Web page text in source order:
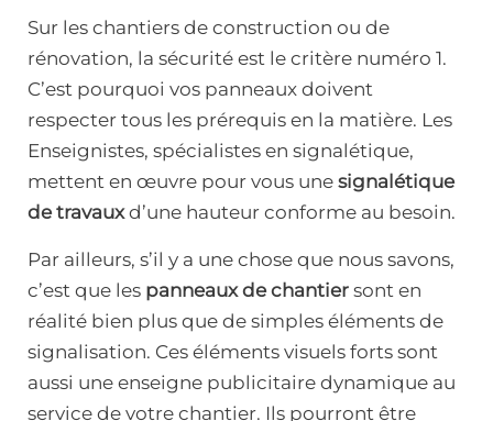
Sur les chantiers de construction ou de
rénovation, la sécurité est le critère numéro 1.
C’est pourquoi vos panneaux doivent
respecter tous les prérequis en la matière. Les
Enseignistes, spécialistes en signalétique,
mettent en œuvre pour vous une signalétique
de travauxd’une hauteur conforme au besoin.
Par ailleurs, s’il y a une chose que nous savons,
c’est que les panneaux de chantier sont en
réalité bien plus que de simples éléments de
signalisation. Ces éléments visuels forts sont
aussi une enseigne publicitaire dynamique au
service de votre chantier. Ils pourront être